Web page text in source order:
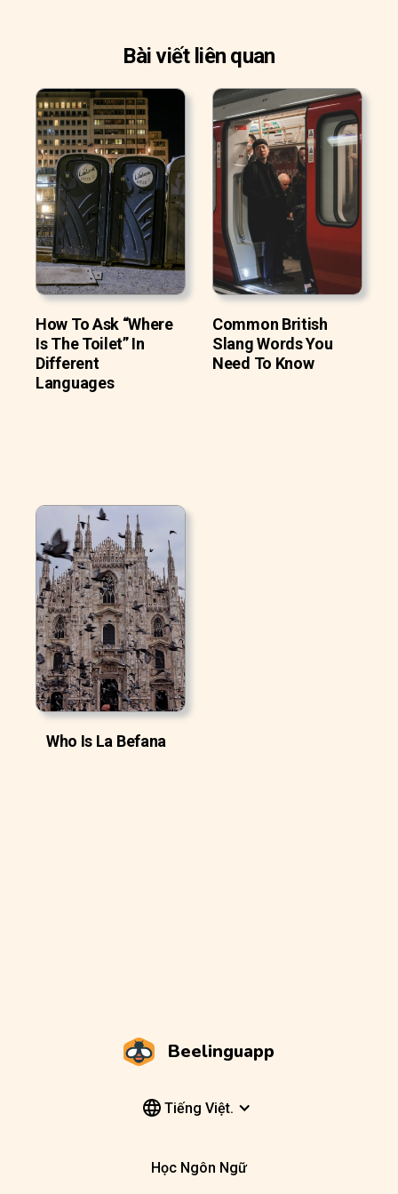
Bài viết liên quan
How To Ask “Where
Is The Toilet” In
Different
Languages
Common British
Slang Words You
Need To Know
Who Is La Befana
Beelinguapp
Tiếng Việt.
Học Ngôn Ngữ